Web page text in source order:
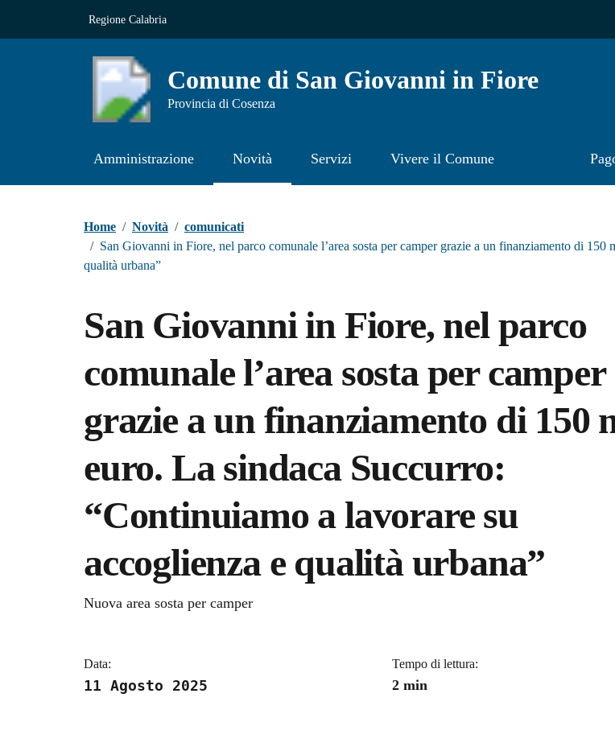
Regione Calabria
Comune di San Giovanni in Fiore
Provincia di Cosenza
Amministrazione Novità Servizi Vivere il Comune
Home / Novità / comunicati
/ San Giovanni in Fiore, nel parco comunale l’area sosta per camper grazie a un finanziamento di
qualità urbana”
San Giovanni in Fiore, nel parco
comunale l’area sosta per camper
grazie a un finanziamento di 150
euro. La sindaca Succurro:
“Continuiamo a lavorare su
accoglienza e qualità urbana”
Dettagli della notizia
Nuova area sosta per camper
Data:
11 Agosto 2025
Tempo di lettura:
2 min